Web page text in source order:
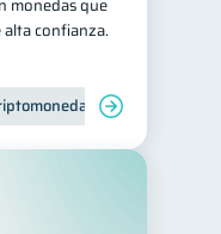
monedas que
confianza.